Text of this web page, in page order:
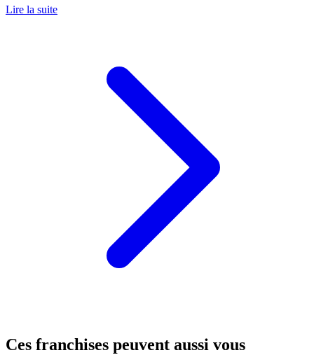
Lire la suite
Ces franchises peuvent aussi vous